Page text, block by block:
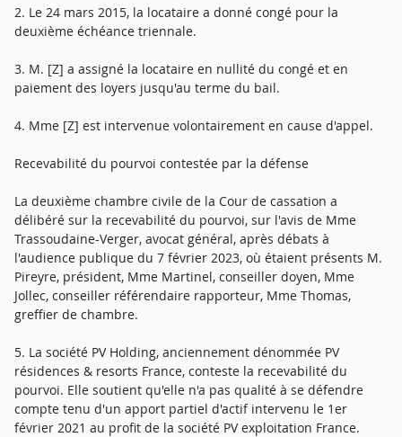
2. Le 24 mars 2015, la locataire a donné congé pour la
deuxième échéance triennale.
3. M. [Z] a assigné la locataire en nullité du congé et en
paiement des loyers jusqu'au terme du bail.
4. Mme [Z] est intervenue volontairement en cause d'appel.
Recevabilité du pourvoi contestée par la défense
La deuxième chambre civile de la Cour de cassation a
délibéré sur la recevabilité du pourvoi, sur l'avis de Mme
Trassoudaine-Verger, avocat général, après débats à
l'audience publique du 7 février 2023, où étaient présents M.
Pireyre, président, Mme Martinel, conseiller doyen, Mme
Jollec, conseiller référendaire rapporteur, Mme Thomas,
greffier de chambre.
5. La société PV Holding, anciennement dénommée PV
résidences & resorts France, conteste la recevabilité du
pourvoi. Elle soutient qu'elle n'a pas qualité à se défendre
compte tenu d'un apport partiel d'actif intervenu le 1er
février 2021 au profit de la société PV exploitation France.